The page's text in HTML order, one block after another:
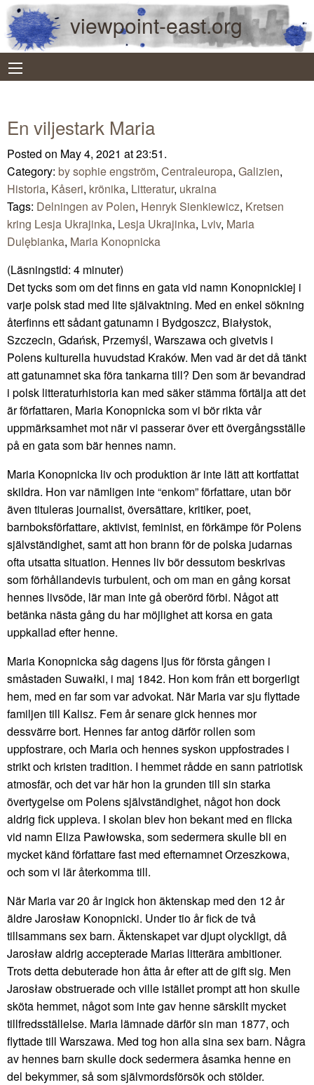
viewpoint-east.org
En viljestark Maria
Posted on May 4, 2021 at 23:51.
Category: by sophie engström, Centraleuropa, Galizien,
Historia, Kåseri, krönika, Litteratur, ukraina
Tags: Delningen av Polen, Henryk Sienkiewicz, Kretsen
kring Lesja Ukrajinka, Lesja Ukrajinka, Lviv, Maria
Dulębianka, Maria Konopnicka
(Läsningstid: 4 minuter)
Det tycks som om det finns en gata vid namn Konopnickiej i
varje polsk stad med lite självaktning. Med en enkel sökning
återfinns ett sådant gatunamn i Bydgoszcz, Białystok,
Szczecin, Gdańsk, Przemyśl, Warszawa och givetvis i
Polens kulturella huvudstad Kraków. Men vad är det då tänkt
att gatunamnet ska föra tankarna till? Den som är bevandrad
i polsk litteraturhistoria kan med säker stämma förtälja att det
är författaren, Maria Konopnicka som vi bör rikta vår
uppmärksamhet mot när vi passerar över ett övergångsställe
på en gata som bär hennes namn.
Maria Konopnicka liv och produktion är inte lätt att kortfattat
skildra. Hon var nämligen inte “enkom” författare, utan bör
även tituleras journalist, översättare, kritiker, poet,
barnboksförfattare, aktivist, feminist, en förkämpe för Polens
självständighet, samt att hon brann för de polska judarnas
ofta utsatta situation. Hennes liv bör dessutom beskrivas
som förhållandevis turbulent, och om man en gång korsat
hennes livsöde, lär man inte gå oberörd förbi. Något att
betänka nästa gång du har möjlighet att korsa en gata
uppkallad efter henne.
Maria Konopnicka såg dagens ljus för första gången i
småstaden Suwałki, i maj 1842. Hon kom från ett borgerligt
hem, med en far som var advokat. När Maria var sju flyttade
familjen till Kalisz. Fem år senare gick hennes mor
dessvärre bort. Hennes far antog därför rollen som
uppfostrare, och Maria och hennes syskon uppfostrades i
strikt och kristen tradition. I hemmet rådde en sann patriotisk
atmosfär, och det var här hon la grunden till sin starka
övertygelse om Polens självständighet, något hon dock
aldrig fick uppleva. I skolan blev hon bekant med en flicka
vid namn Eliza Pawłowska, som sedermera skulle bli en
mycket känd författare fast med efternamnet Orzeszkowa,
och som vi lär återkomma till.
När Maria var 20 år ingick hon äktenskap med den 12 år
äldre Jarosław Konopnicki. Under tio år fick de två
tillsammans sex barn. Äktenskapet var djupt olyckligt, då
Jarosław aldrig accepterade Marias litterära ambitioner.
Trots detta debuterade hon åtta år efter att de gift sig. Men
Jarosław obstruerade och ville istället prompt att hon skulle
sköta hemmet, något som inte gav henne särskilt mycket
tillfredsställelse. Maria lämnade därför sin man 1877, och
flyttade till Warszawa. Med tog hon alla sina sex barn. Några
av hennes barn skulle dock sedermera åsamka henne en
del bekymmer, så som självmordsförsök och stölder.